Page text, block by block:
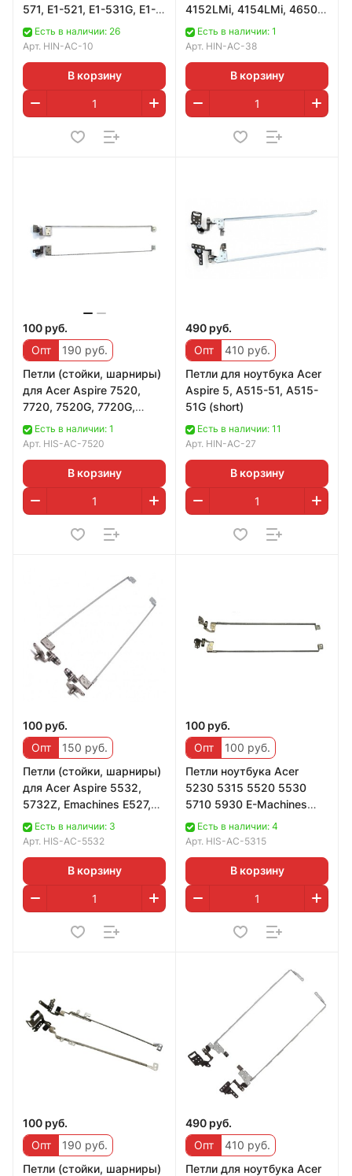
571, E1-521, E1-531G, E1-
571G, TravelMate P253, P2
Есть в наличии: 26
Арт. HIN-AC-10
В корзину
4152LMi, 4154LMi, 4650,
4652Есть в наличии: 1
Арт. HIN-AC-38
В корзину
100 руб.
Опт
190 руб.
Петли (стойки, шарниры)
для Acer Aspire 7520,
7720, 7520G, 7720G,
7720Z, 7720ZG
(AM01L000200)
Есть в наличии: 1
Арт. HIS-AC-7520
В корзину
490 руб.
Опт
410 руб.
Петли для ноутбука Acer
Aspire 5, A515-51, A515-
51G (short)
Есть в наличии: 11
Арт. HIN-AC-27
В корзину
100 руб.
Опт
150 руб.
Петли (стойки, шарниры)
для Acer Aspire 5532,
5732Z, Emachines E527,
E630, E725
(AM06R000100, AM06R0
Есть в наличии: 3
Арт. HIS-AC-5532
В корзину
100 руб.
Опт
100 руб.
Петли ноутбука Acer
5230 5315 5520 5530
5710 5930 E-Machines
E720, E520,
AM04A000200,
Есть в наличии: 4
Арт. HIS-AC-5315
В корзину
100 руб.
Опт
190 руб.
Петли (стойки, шарниры)
490 руб.
Опт
410 руб.
Петли для ноутбука Acer